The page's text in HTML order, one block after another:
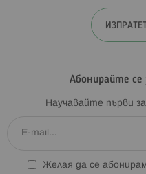
Абонирайте се
Научавайте първи
Желая да се